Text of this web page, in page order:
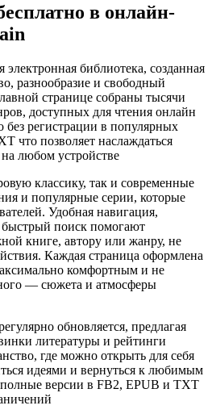
в онлайн-
библиотека, созданная
разнообразие и свободный
странице собраны тысячи
доступных для чтения онлайн
без регистрации в популярных
что позволяет наслаждаться
любом устройстве
классику, так и современные
и популярные серии, которые
Удобная навигация,
быстрый поиск помогают
книге, автору или жанру, не
Каждая страница оформлена
комфортным и не
— сюжета и атмосферы
обновляется, предлагая
литературы и рейтинги
где можно открыть для себя
идеями и вернуться к любимым
полные версии в FB2, EPUB и TXT